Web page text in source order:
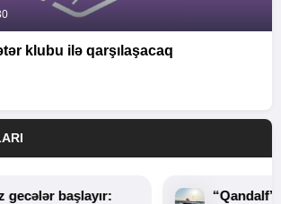
klubu ilə qarşılaşacaq
gecələr başlayır: